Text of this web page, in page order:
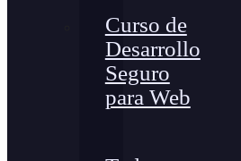
Curso de
Desarrollo
Seguro
para Web